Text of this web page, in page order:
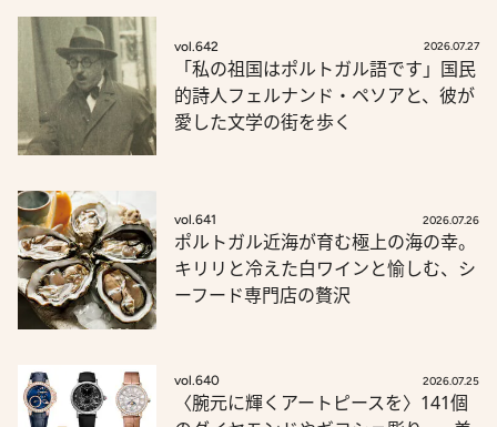
vol.642 2026.07.27
「私の祖国はポルトガル語です」国民
的詩人フェルナンド・ペソアと、彼が
愛した文学の街を歩く
vol.641 2026.07.26
ポルトガル近海が育む極上の海の幸。
キリリと冷えた白ワインと愉しむ、シ
ーフード専門店の贅沢
vol.640 2026.07.25
〈腕元に輝くアートピースを〉141個